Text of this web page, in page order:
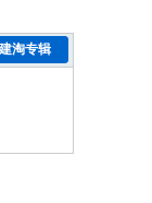
淘专辑